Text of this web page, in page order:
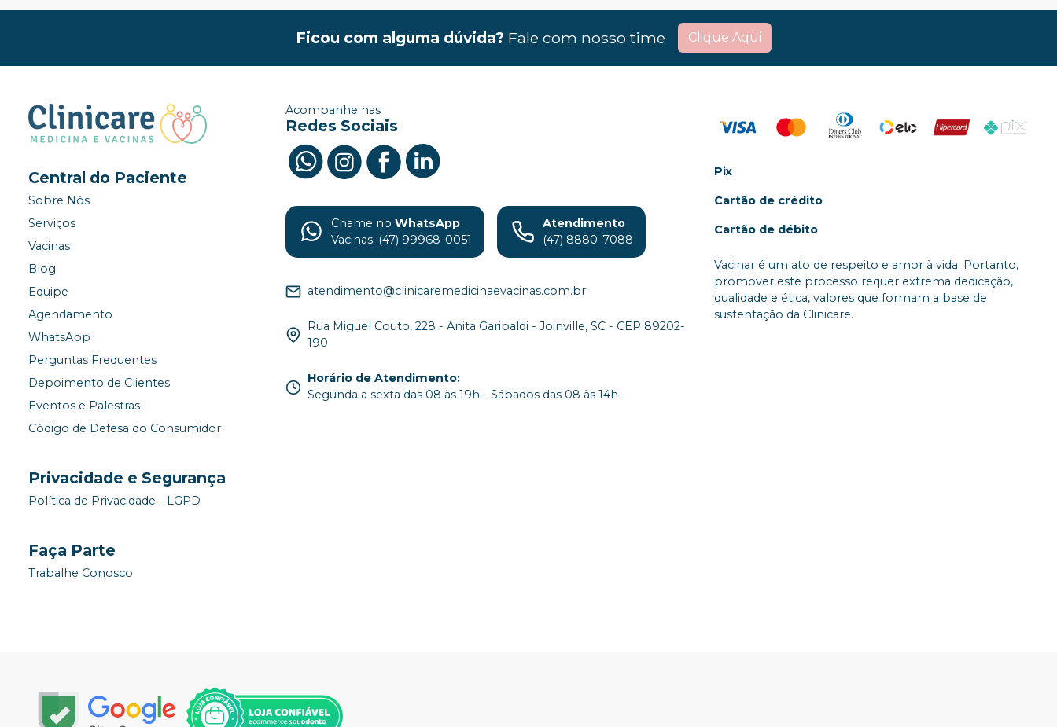
Ficou com alguma dúvida? Fale com nosso time Clique Aqui
Central do Paciente
Sobre Nós
Serviços
Vacinas
Blog
Equipe
Agendamento
WhatsApp
Perguntas Frequentes
Depoimento de Clientes
Eventos e Palestras
Código de Defesa do Consumidor
Privacidade e Segurança
Política de Privacidade - LGPD
Faça Parte
Trabalhe Conosco
Acompanhe nas
Redes Sociais
Chame no WhatsApp
Vacinas: (47) 99968-0051
Atendimento
(47) 8880-7088
atendimento@clinicaremedicinaevacinas.com.br
Rua Miguel Couto, 228 - Anita Garibaldi - Joinville, SC - CEP 89202-
190
Horário de Atendimento:
Segunda a sexta das 08 às 19h - Sábados das 08 às 14h
Pix
Cartão de crédito
Cartão de débito
Vacinar é um ato de respeito e amor à vida. Portanto,
promover este processo requer extrema dedicação,
qualidade e ética, valores que formam a base de
sustentação da Clinicare.